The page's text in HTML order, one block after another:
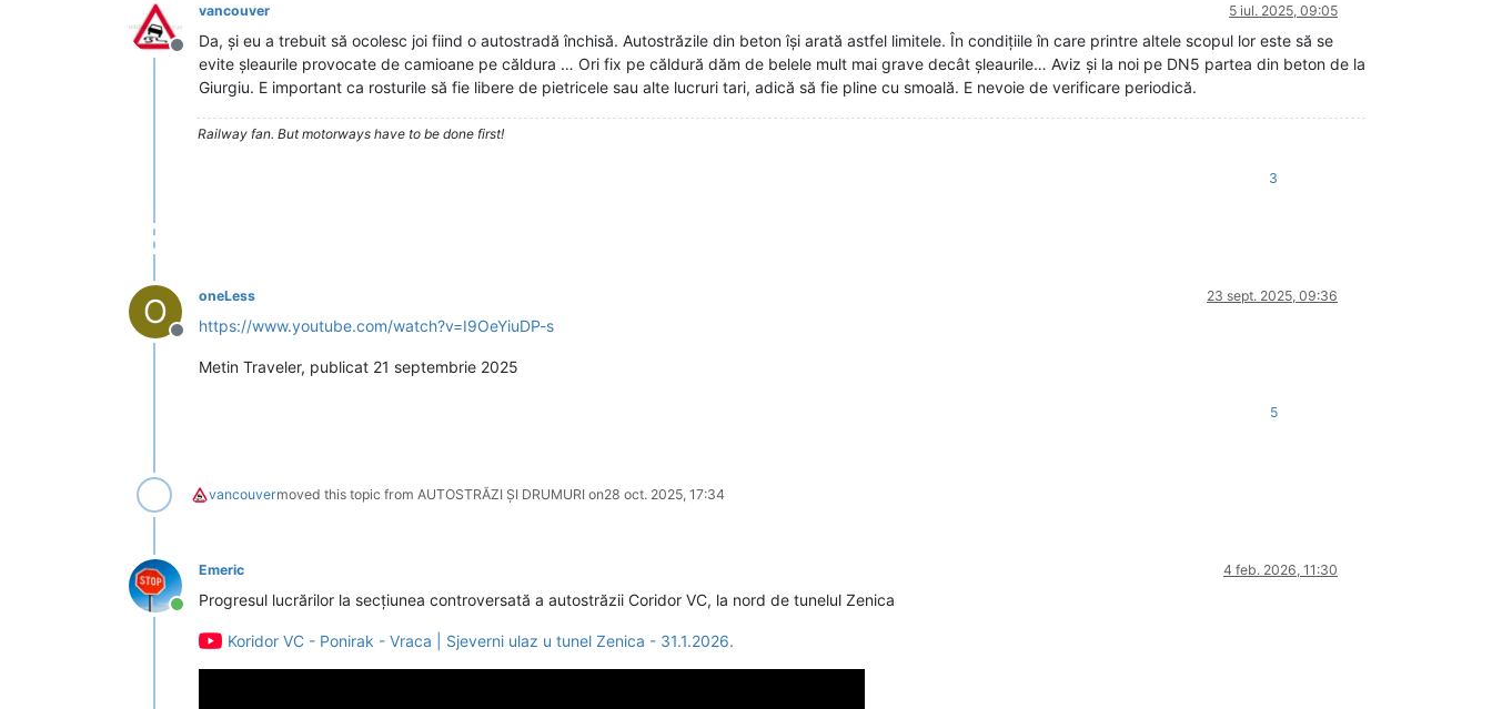
Deconectat
vancouver 5 iul. 2025, 09:05
Da, și eu a trebuit să ocolesc joi fiind o autostradă închisă. Autostrăzile din beton își arată astfel limitele. În condițiile în care printre altele scopul lor este să se
evite șleaurile provocate de camioane pe căldura … Ori fix pe căldură dăm de belele mult mai grave decât șleaurile… Aviz și la noi pe DN5 partea din beton de la
Giurgiu. E important ca rosturile să fie libere de pietricele sau alte lucruri tari, adică să fie pline cu smoală. E nevoie de verificare periodică.
Railway fan. But motorways have to be done first!
3
O
Deconectat
oneLess 23 sept. 2025, 09:36
https://www.youtube.com/watch?v=I9OeYiuDP-s
Metin Traveler, publicat 21 septembrie 2025
5
vancouvermoved this topic from AUTOSTRĂZI ȘI DRUMURI on28 oct. 2025, 17:34
Conectat
Emeric 4 feb. 2026, 11:30
Progresul lucrărilor la secțiunea controversată a autostrăzii Coridor VC, la nord de tunelul Zenica
Koridor VC - Ponirak - Vraca | Sjeverni ulaz u tunel Zenica - 31.1.2026.